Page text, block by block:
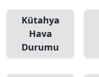
Kütahya
Hava
Durumu